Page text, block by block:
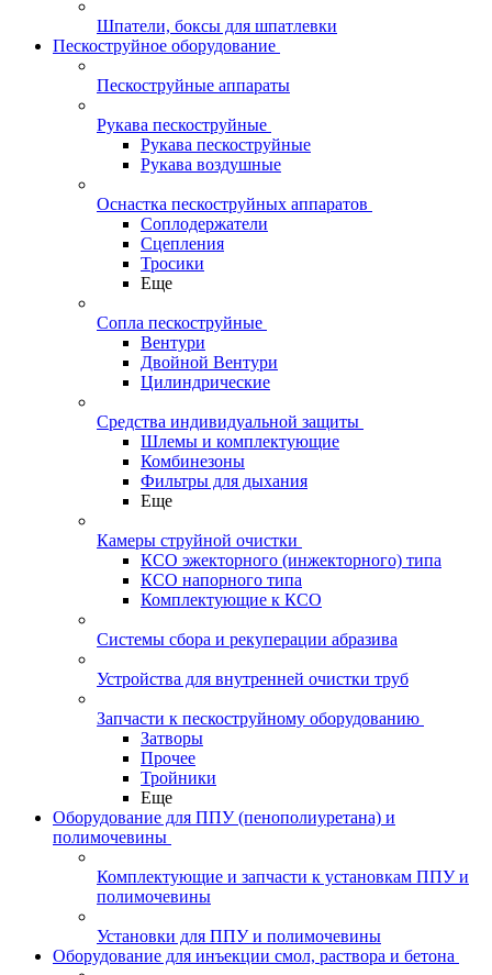
Шпатели, боксы для шпатлевки
Пескоструйное оборудование
Пескоструйные аппараты
Рукава пескоструйные
Рукава пескоструйные
Рукава воздушные
Оснастка пескоструйных аппаратов
Соплодержатели
Сцепления
Тросики
Еще
Сопла пескоструйные
Вентури
Двойной Вентури
Цилиндрические
Средства индивидуальной защиты
Шлемы и комплектующие
Комбинезоны
Фильтры для дыхания
Еще
Камеры струйной очистки
КСО эжекторного (инжекторного) типа
КСО напорного типа
Комплектующие к КСО
Системы сбора и рекуперации абразива
Устройства для внутренней очистки труб
Запчасти к пескоструйному оборудованию
Затворы
Прочее
Тройники
Еще
Оборудование для ППУ (пенополиуретана) и
полимочевины
Комплектующие и запчасти к установкам ППУ и
полимочевины
Установки для ППУ и полимочевины
Оборудование для инъекции смол, раствора и бетона